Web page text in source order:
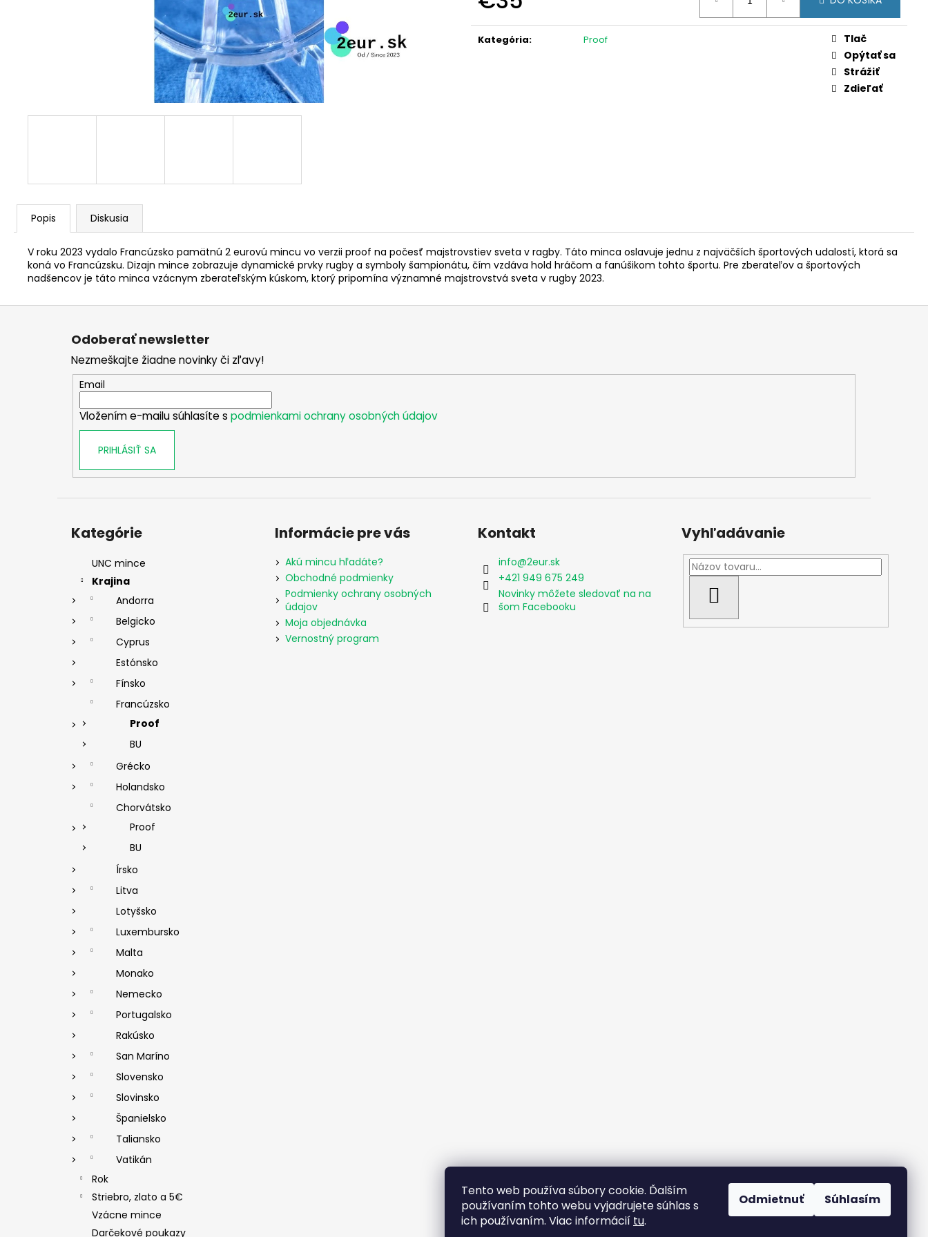
Tento web používa súbory cookie. Ďalším
používaním tohto webu vyjadrujete súhlas s
ich používaním. Viac informácií tu.
Odmietnuť Súhlasím
cena:
Kategória: Proof
Tlač
Opýtať sa
Strážiť
Zdieľať
Popis Diskusia
V roku 2023 vydalo Francúzsko pamätnú 2 eurovú mincu vo verzii proof na počesť majstrovstiev sveta v ragby. Táto minca oslavuje jednu z najväčších športových udalostí, ktorá sa
koná vo Francúzsku. Dizajn mince zobrazuje dynamické prvky rugby a symboly šampionátu, čím vzdáva hold hráčom a fanúšikom tohto športu. Pre zberateľov a športových
nadšencov je táto minca vzácnym zberateľským kúskom, ktorý pripomína významné majstrovstvá sveta v rugby 2023.
€20
Z
Odoberať newsletter
Nezmeškajte žiadne novinky či zľavy!
Email
Vložením e-mailu súhlasíte s podmienkami ochrany osobných údajov
PRIHLÁSIŤ SA
kategórie
Kategórie
UNC mince
Krajina
Andorra
Belgicko
Cyprus
Estónsko
Fínsko
Francúzsko
Proof
BU
Grécko
Holandsko
Chorvátsko
Proof
BU
Írsko
Litva
Lotyšsko
Luxembursko
Malta
Monako
Nemecko
Portugalsko
Rakúsko
San Maríno
Slovensko
Slovinsko
Španielsko
Taliansko
Vatikán
Rok
Striebro, zlato a 5€
Vzácne mince
Darčekové poukazy
Informácie pre vás
Akú mincu hľadáte?
Obchodné podmienky
Podmienky ochrany osobných
údajov
Moja objednávka
Vernostný program
Kontakt
info@2eur.sk
+421 949 675 249
Novinky môžete sledovať na na
šom Facebooku
Vyhľadávanie